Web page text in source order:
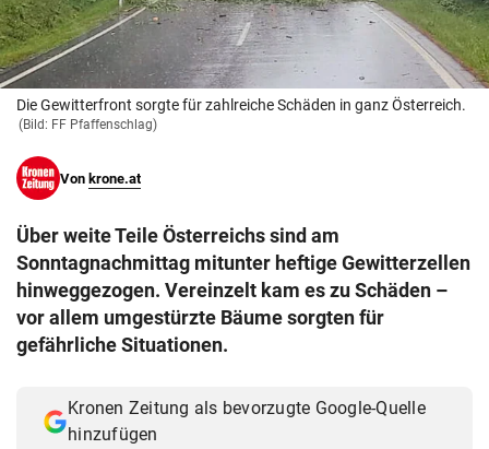
© Krone Multimedia GmbH & Co KG 2026
Muthgasse 2, 1190 Wien
Die Gewitterfront sorgte für zahlreiche Schäden in ganz Österreich.
(Bild: FF Pfaffenschlag)
Von krone.at
Über weite Teile Österreichs sind am
Sonntagnachmittag mitunter heftige Gewitterzellen
hinweggezogen. Vereinzelt kam es zu Schäden –
vor allem umgestürzte Bäume sorgten für
gefährliche Situationen.
Kronen Zeitung als bevorzugte Google-Quelle
hinzufügen